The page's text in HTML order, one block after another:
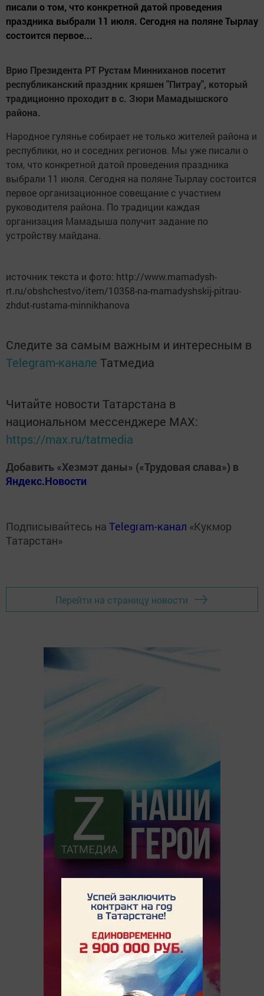
писали о том, что конкретной датой проведения
праздника выбрали 11 июля. Сегодня на поляне Тырлау
состоится первое...
Врио Президента РТ Рустам Минниханов посетит
республиканский праздник кряшен "Питрау", который
традиционно проходит в с. Зюри Мамадышского
района.
Народное гулянье собирает не только жителей района и
республики, но и соседних регионов. Мы уже писали о
том, что конкретной датой проведения праздника
выбрали 11 июля. Сегодня на поляне Тырлау состоится
первое организационное совещание с участием
руководителя района. По традиции каждая
организация Мамадыша получит задание по
устройству майдана.
источник текста и фото: http://www.mamadysh-
rt.ru/obshchestvo/item/10358-na-mamadyshskij-pitrau-
zhdut-rustama-minnikhanova
Следите за самым важным и интересным в
Telegram-канале Татмедиа
Читайте новости Татарстана в
национальном мессенджере MАХ:
https://max.ru/tatmedia
Добавить «Хезмэт даны» («Трудовая слава») в
Яндекс.Новости
Подписывайтесь на Telegram-канал «Кукмор
Татарстан»
Перейти на страницу новости